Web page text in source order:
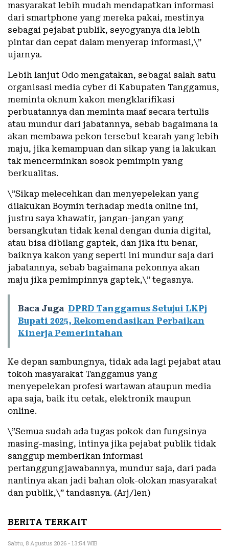
masyarakat lebih mudah mendapatkan informasi
dari smartphone yang mereka pakai, mestinya
sebagai pejabat publik, seyogyanya dia lebih
pintar dan cepat dalam menyerap informasi,\”
ujarnya.
Lebih lanjut Odo mengatakan, sebagai salah satu
organisasi media cyber di Kabupaten Tanggamus,
meminta oknum kakon mengklarifikasi
perbuatannya dan meminta maaf secara tertulis
atau mundur dari jabatannya, sebab bagaimana ia
akan membawa pekon tersebut kearah yang lebih
maju, jika kemampuan dan sikap yang ia lakukan
tak mencerminkan sosok pemimpin yang
berkualitas.
\”Sikap melecehkan dan menyepelekan yang
dilakukan Boymin terhadap media online ini,
justru saya khawatir, jangan-jangan yang
bersangkutan tidak kenal dengan dunia digital,
atau bisa dibilang gaptek, dan jika itu benar,
baiknya kakon yang seperti ini mundur saja dari
jabatannya, sebab bagaimana pekonnya akan
maju jika pemimpinnya gaptek,\” tegasnya.
Baca Juga DPRD Tanggamus Setujui LKPj
Bupati 2025, Rekomendasikan Perbaikan
Kinerja Pemerintahan
Ke depan sambungnya, tidak ada lagi pejabat atau
tokoh masyarakat Tanggamus yang
menyepelekan profesi wartawan ataupun media
apa saja, baik itu cetak, elektronik maupun
online.
\”Semua sudah ada tugas pokok dan fungsinya
masing-masing, intinya jika pejabat publik tidak
sanggup memberikan informasi
pertanggungjawabannya, mundur saja, dari pada
nantinya akan jadi bahan olok-olokan masyarakat
dan publik,\” tandasnya. (Arj/len)
BERITA TERKAIT
Sabtu, 8 Agustus 2026 - 13:54 WIB